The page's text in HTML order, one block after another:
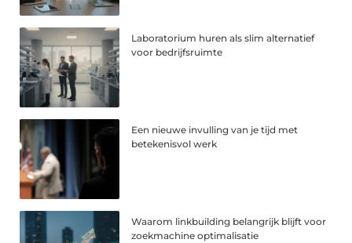
Laboratorium huren als slim alternatief
voor bedrijfsruimte
Een nieuwe invulling van je tijd met
betekenisvol werk
Waarom linkbuilding belangrijk blijft voor
zoekmachine optimalisatie